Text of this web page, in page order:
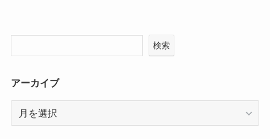
検索
アーカイブ